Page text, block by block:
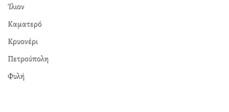
Ίλιον
Καματερό
Κρυονέρι
Πετρούπολη
Φυλή